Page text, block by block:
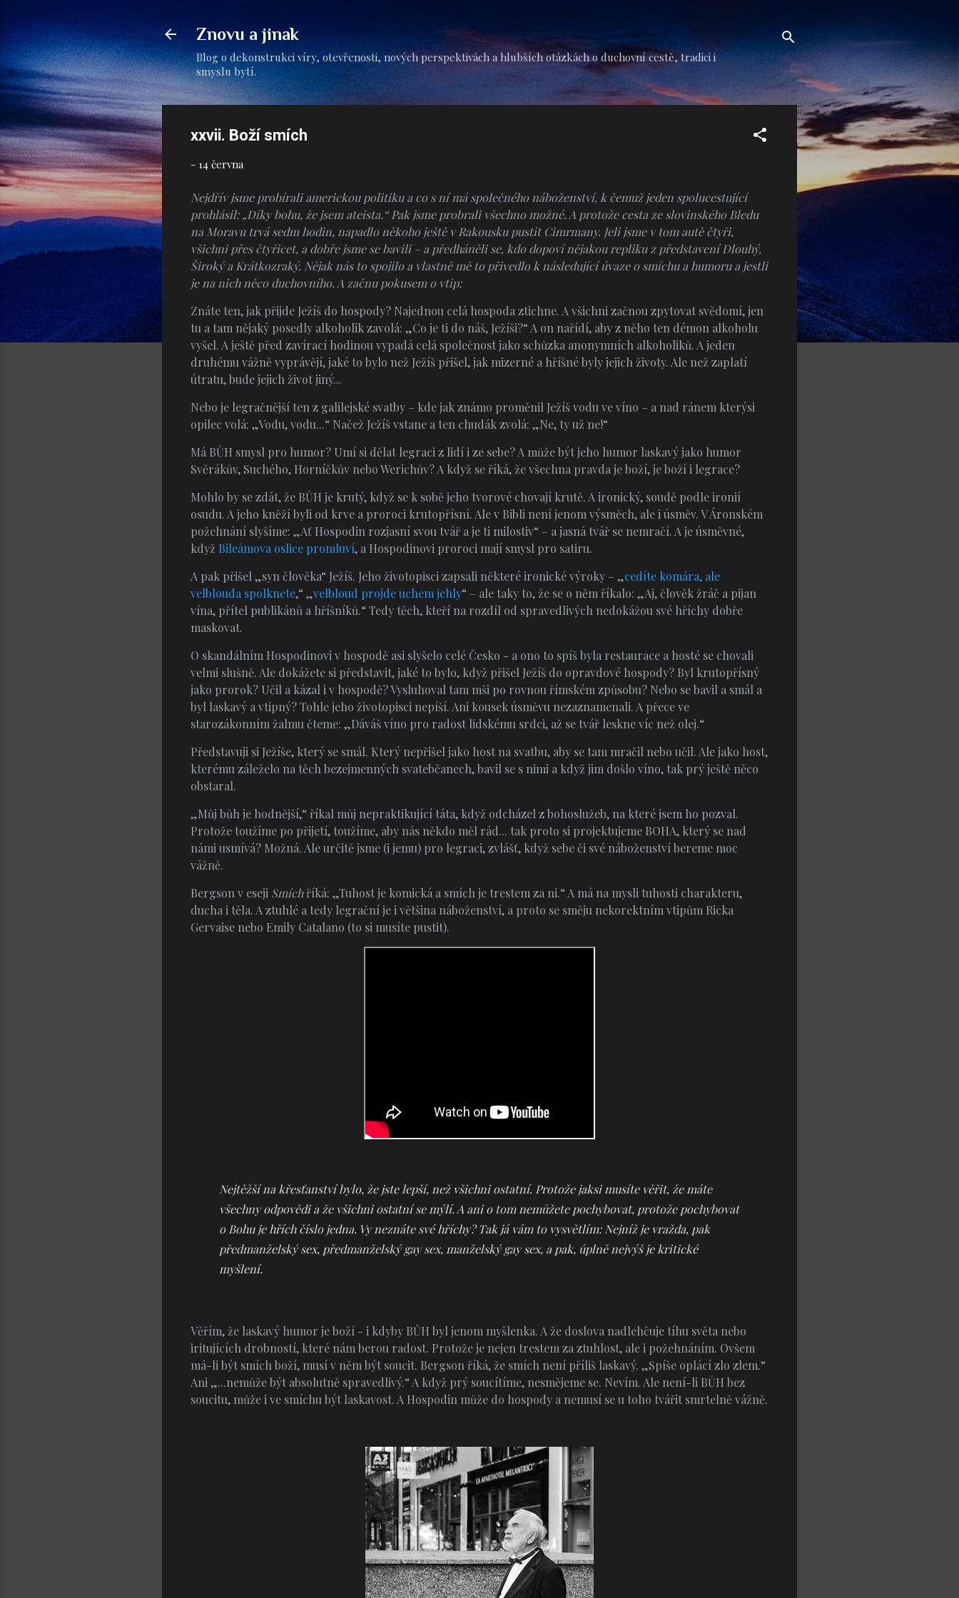
Znovu a jinak
Blog o dekonstrukci víry, otevřenosti, nových perspektivách a hlubších otázkách o duchovní cestě, tradici i
smyslu bytí.
xxvii. Boží smích
- 14 června
Nejdřív jsme probírali americkou politiku a co s ní má společného náboženství, k čemuž jeden spolucestující
prohlásil: „Díky bohu, že jsem ateista.“ Pak jsme probrali všechno možné. A protože cesta ze slovinského Bledu
na Moravu trvá sedm hodin, napadlo někoho ještě v Rakousku pustit Cimrmany. Jeli jsme v tom autě čtyři,
všichni přes čtyřicet, a dobře jsme se bavili – a předháněli se, kdo dopoví nějakou repliku z představení Dlouhý,
Široký a Krátkozraký. Nějak nás to spojilo a vlastně mě to přivedlo k následující úvaze o smíchu a humoru a jestli
je na nich něco duchovního. A začnu pokusem o vtip:
Znáte ten, jak přijde Ježíš do hospody? Najednou celá hospoda ztichne. A všichni začnou zpytovat svědomí, jen
tu a tam nějaký posedly alkoholik zavolá: „Co je ti do náš, Ježíši?“ A on nařídí, aby z něho ten démon alkoholu
vyšel. A ještě před zavírací hodinou vypadá celá společnost jako schůzka anonymních alkoholiků. A jeden
druhému vážně vyprávějí, jaké to bylo než Ježíš přišel, jak mizerné a hříšné byly jejich životy. Ale než zaplatí
útratu, bude jejich život jiný...
Nebo je legračnější ten z galilejské svatby – kde jak známo proměnil Ježíš vodu ve víno – a nad ránem kterýsi
opilec volá: „Vodu, vodu...“ Načež Ježíš vstane a ten chudák zvolá: „Ne, ty už ne!“
Má BŮH smysl pro humor? Umí si dělat legraci z lidí i ze sebe? A může být jeho humor laskavý jako humor
Svěrákův, Suchého, Horníčkův nebo Werichův? A když se říká, že všechna pravda je boží, je boží i legrace?
Mohlo by se zdát, že BŮH je krutý, když se k sobě jeho tvorové chovají krutě. A ironický, soudě podle ironií
osudu. A jeho kněží byli od krve a proroci krutopřísní. Ale v Bibli není jenom výsměch, ale i úsměv. V Áronském
požehnání slyšíme: „Ať Hospodin rozjasní svou tvář a je ti milostiv“ – a jasná tvář se nemračí. A je úsměvné,
když Bileámova oslice promluví, a Hospodinovi proroci mají smysl pro satiru.
A pak přišel „syn člověka“ Ježíš. Jeho životopisci zapsali některé ironické výroky – „cedíte komára, ale
velblouda spolknete,“ „velbloud projde uchem jehly“ – ale taky to, že se o něm říkalo: „Aj, člověk žráč a pijan
vína, přítel publikánů a hříšníků.“ Tedy těch, kteří na rozdíl od spravedlivých nedokážou své hříchy dobře
maskovat.
O skandálním Hospodinovi v hospodě asi slyšelo celé Česko - a ono to spíš byla restaurace a hosté se chovali
velmi slušně. Ale dokážete si představit, jaké to bylo, když přišel Ježíš do opravdové hospody? Byl krutopřísný
jako prorok? Učil a kázal i v hospodě? Vysluhoval tam mši po rovnou římském způsobu? Nebo se bavil a smál a
byl laskavý a vtipný? Tohle jeho životopisci nepíší. Ani kousek úsměvu nezaznamenali. A přece ve
starozákonním žalmu čteme: „Dáváš víno pro radost lidskému srdci, až se tvář leskne víc než olej.“
Představuji si Ježíše, který se smál. Který nepřišel jako host na svatbu, aby se tam mračil nebo učil. Ale jako host,
kterému záleželo na těch bezejmenných svatebčanech, bavil se s nimi a když jim došlo víno, tak prý ještě něco
obstaral.
„Můj bůh je hodnější,“ říkal můj nepraktikující táta, když odcházel z bohoslužeb, na které jsem ho pozval.
Protože toužíme po přijetí, toužíme, aby nás někdo měl rád... tak proto si projektujeme BOHA, který se nad
námi usmívá? Možná. Ale určitě jsme (i jemu) pro legraci, zvlášť, když sebe či své náboženství bereme moc
vážně.
Bergson v eseji Smíchříká: „Tuhost je komická a smích je trestem za ni.“ A má na mysli tuhosti charakteru,
ducha i těla. A ztuhlé a tedy legrační je i většina náboženství, a proto se směju nekorektním vtipům Ricka
Gervaise nebo Emily Catalano (to si musíte pustit).
Nejtěžší na křesťanství bylo, že jste lepší, než všichni ostatní. Protože jaksi musíte věřit, že máte
všechny odpovědi a že všichni ostatní se mýlí. A ani o tom nemůžete pochybovat, protože pochybovat
o Bohu je hřích číslo jedna. Vy neznáte své hříchy? Tak já vám to vysvětlím: Nejníž je vražda, pak
předmanželský sex, předmanželský gay sex, manželský gay sex, a pak, úplně nejvýš je kritické
myšlení.
Věřím, že laskavý humor je boží - i kdyby BŮH byl jenom myšlenka. A že doslova nadlehčuje tíhu světa nebo
iritujících drobností, které nám berou radost. Protože je nejen trestem za ztuhlost, ale i požehnáním. Ovšem
má-li být smích boží, musí v něm být soucit. Bergson říká, že smích není příliš laskavý. „Spíše oplácí zlo zlem.“
Ani „...nemůže být absolutně spravedlivý.“ A když prý soucítíme, nesmějeme se. Nevím. Ale není-li BŮH bez
soucitu, může i ve smíchu být laskavost. A Hospodin může do hospody a nemusí se u toho tvářit smrtelně vážně.